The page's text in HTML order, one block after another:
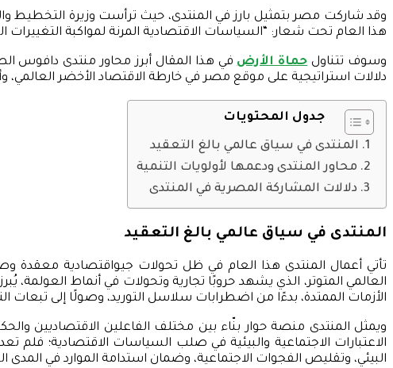
وقد شاركت مصر بتمثيل بارز في المنتدى، حيث ترأست وزيرة التخطيط
هذا العام تحت شعار: “السياسات الاقتصادية المرنة لمواكبة التغييرات
وسوف تتناولحماة الأرضفي هذا المقال أبرز محاور منتدى دافوس
دلالات استراتيجية على موقع مصر في خارطة الاقتصاد الأخضر
جدول المحتويات
المنتدى في سياق عالمي بالغ التعقيد
محاور المنتدى ودعمها لأولويات التنمية
دلالات المشاركة المصرية في المنتدى
المنتدى في سياق عالمي بالغ التعقيد
تأتي أعمال المنتدى هذا العام في ظل تحولات جيواقتصادية معقدة
العالمي المتوتر، الذي يشهد حروبًا تجارية وتحولات في أنماط العولمة،
الأزمات الممتدة، بدءًا من اضطرابات سلاسل التوريد، وصولًا إلى تبعات
ويمثل المنتدى منصة حوار بنّاء بين مختلف الفاعلين الاقتصاديين
الاعتبارات الاجتماعية والبيئية في صلب السياسات الاقتصادية؛ فلم
البيئي، وتقليص الفجوات الاجتماعية، وضمان استدامة الموارد في المدى